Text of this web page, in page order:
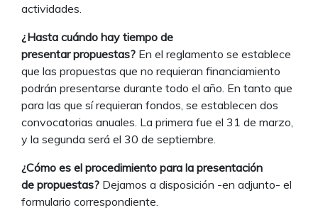
actividades.
¿Hasta cuándo hay tiempo de
presentar propuestas? En el reglamento se establece
que las propuestas que no requieran financiamiento
podrán presentarse durante todo el año. En tanto que
para las que sí requieran fondos, se establecen dos
convocatorias anuales. La primera fue el 31 de marzo,
y la segunda será el 30 de septiembre.
¿Cómo es el procedimiento para la presentación
de propuestas? Dejamos a disposición -en adjunto- el
formulario correspondiente.